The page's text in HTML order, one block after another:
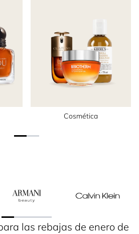
Cosmética
las rebajas de enero de